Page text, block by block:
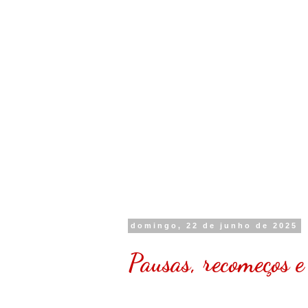
domingo, 22 de junho de 2025
Pausas, recomeços